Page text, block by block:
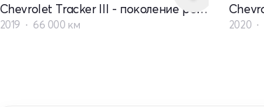
Chevrolet Tracker III - поколение рестайлинг
2019 66 000 км 2020